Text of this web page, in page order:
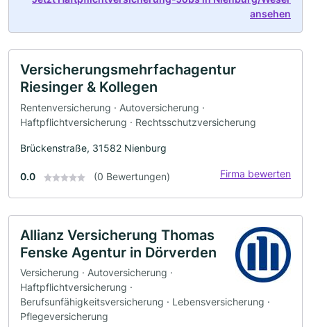
ansehen
Versicherungsmehrfachagentur
Riesinger & Kollegen
Rentenversicherung · Autoversicherung ·
Haftpflichtversicherung · Rechtsschutzversicherung
Brückenstraße, 31582 Nienburg
0.0 (0 Bewertungen) Firma bewerten
Allianz Versicherung Thomas
Fenske Agentur in Dörverden
Versicherung · Autoversicherung ·
Haftpflichtversicherung ·
Berufsunfähigkeitsversicherung · Lebensversicherung ·
Pflegeversicherung